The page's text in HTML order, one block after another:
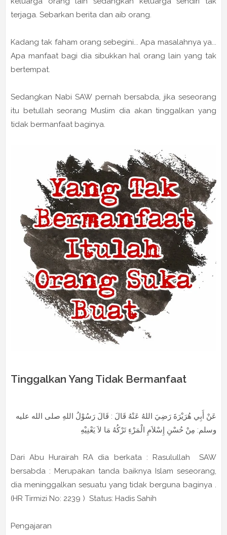
terjaga. Sebarkan berita dan aib orang.
Kadang tak faham orang sebegini... Apa masalahnya ya...
Apa manfaat bagi dia sibukkan hal orang lain yang tak
bertempat.
Sedangkan Nabi SAW pernah bersabda, jika seseorang
itu betullah seorang Muslim dia akan tinggalkan yang
tidak bermanfaat baginya.
Tinggalkan Yang Tidak Bermanfaat
عَنْ أَبِي هُرَيْرَةَ رَضِيَ اللهُ عَنْهُ قَالَ : قَالَ رَسُوْلُ اللهِ صلى الله عليه
وسلم: مِنْ حُسْنِ إِسْلاَمِ الْمَرْءِ تَرْكُهُ مَا لاَ يَعْنِيْهِ
Dari Abu Hurairah RA dia berkata : Rasulullah SAW
bersabda : Merupakan tanda baiknya Islam seseorang,
dia meninggalkan sesuatu yang tidak berguna baginya .
(HR Tirmizi No: 2239 ) Status: Hadis Sahih
Pengajaran